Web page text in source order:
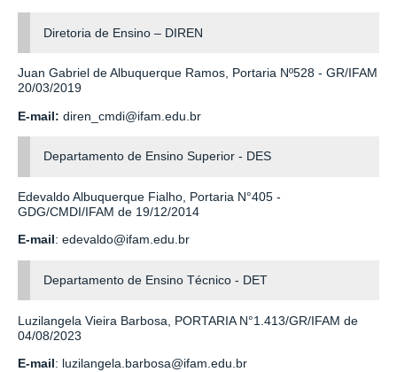
Diretoria de Ensino – DIREN
Juan Gabriel de Albuquerque Ramos, Portaria Nº528 - GR/IFAM
20/03/2019
E-mail: diren_cmdi@ifam.edu.br
Departamento de Ensino Superior - DES
Edevaldo Albuquerque Fialho, Portaria N°405 -
GDG/CMDI/IFAM de 19/12/2014
E-mail: edevaldo@ifam.edu.br
Departamento de Ensino Técnico - DET
Luzilangela Vieira Barbosa, PORTARIA N°1.413/GR/IFAM de
04/08/2023
E-mail: luzilangela.barbosa@ifam.edu.br